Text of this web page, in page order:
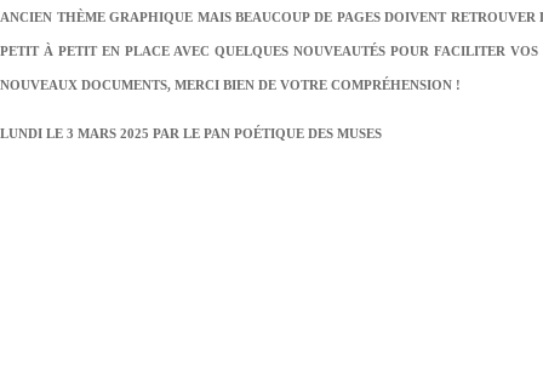
ANCIEN THÈME GRAPHIQUE MAIS BEAUCOUP DE PAGES DOIVENT
PETIT À PETIT EN PLACE AVEC QUELQUES NOUVEAUTÉS POUR FACILITER
NOUVEAUX DOCUMENTS, MERCI BIEN DE VOTRE COMPRÉHENSION !
LUNDI LE 3 MARS 2025 PAR LE PAN POÉTIQUE DES MUSES